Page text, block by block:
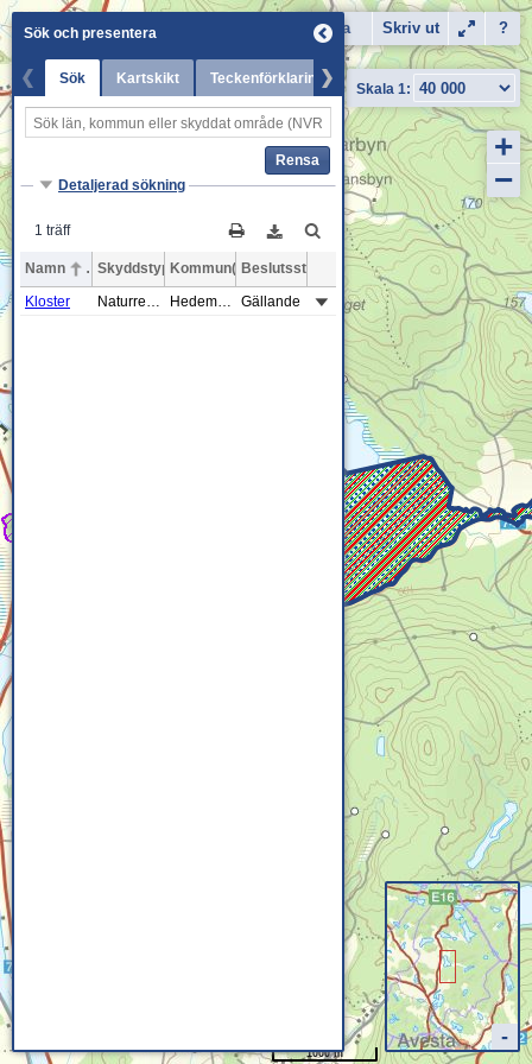
1000 m
+
−
Karta Flygfoto
Dela Skriv ut ?
Sök och presentera
Sök Kartskikt Teckenförklaring Senaste nytt
Rensa
Detaljerad sökning
1 träff
Namn Skyddstyp Kommun(er)Beslutsstatus
Kloster
Naturreservat Hedemora Gällande